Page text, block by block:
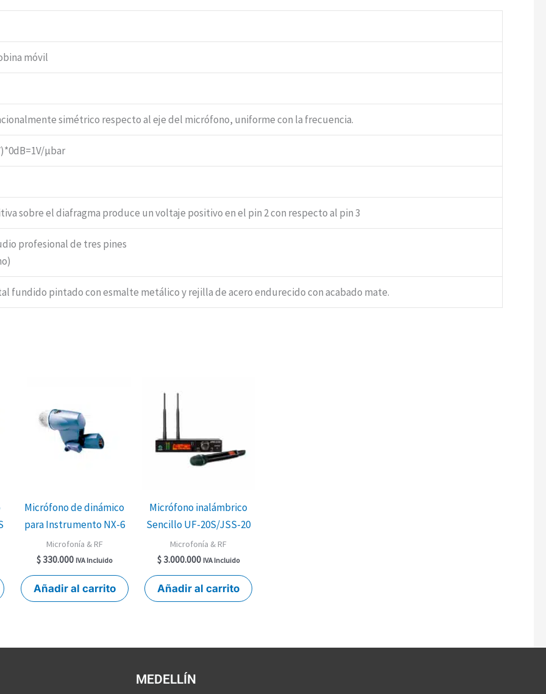
móvil
simétrico respecto al eje del micrófono, uniforme con la frecuencia.
μbar
sobre el diafragma produce un voltaje positivo en el pin 2 con respecto al pin 3
profesional de tres pines
fundido pintado con esmalte metálico y rejilla de acero endurecido con acabado mate.
Micrófono de dinámico
para Instrumento NX-6
Microfonía & RF
$330.000 IVA Incluido
Añadir al carrito
Micrófono inalámbrico
Sencillo UF-20S/JSS-20
Microfonía & RF
$3.000.000 IVA Incluido
Añadir al carrito
MEDELLÍN